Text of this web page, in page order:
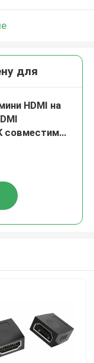
для
HDMI на
совместим